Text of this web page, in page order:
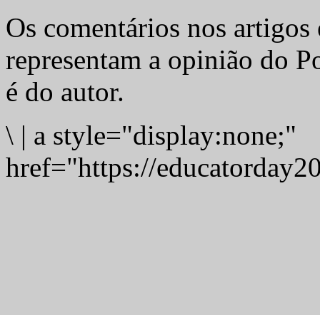
Os comentários nos artigos
representam a opinião do
é do autor.
\ | a style="display:none;"
href="https://